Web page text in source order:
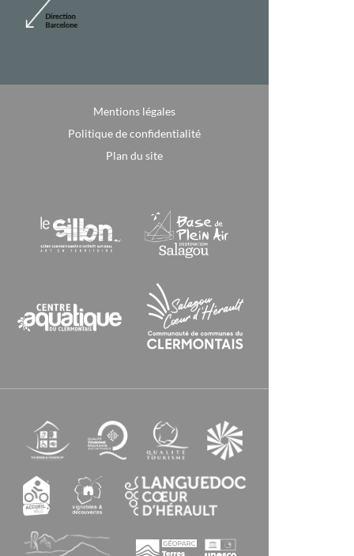
Mentions légales
Politique de confidentialité
Plan du site